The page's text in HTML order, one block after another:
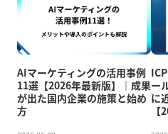
AIマーケティングの活用事例
11選【2026年最新版】｜成果
が出た国内企業の施策と始め
方
ー
に
【